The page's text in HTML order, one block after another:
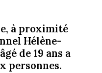
à proximité
Hélène-
de 19 ans a
personnes.